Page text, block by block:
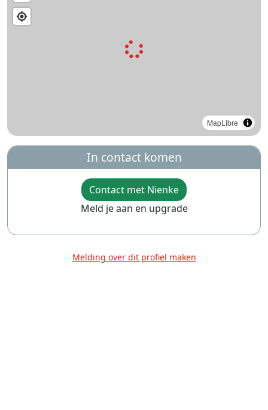
MapLibre
In contact komen
Contact met Nienke
Meld je aan en upgrade
Melding over dit profiel maken